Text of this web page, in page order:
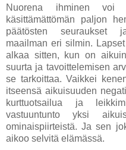
Nuorena ihminen voi
käsittämättömän paljon
päätösten seuraukset
maailman eri silmin.
alkaa sitten, kun on
suurta ja tavoittelemisen
se tarkoittaa. Vaikkei
itseensä aikuisuuden
kurttuotsailua ja
vastuuntunto yksi
ominaispiirteistä. Ja sen
aikoo selvitä elämässä.